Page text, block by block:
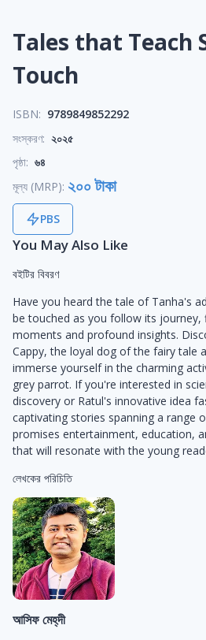
Tales that Teach
Touch
ISBN: 9789849852292
সংস্করণ: ২০২৫
পৃষ্ঠা: ৬৪
মূল্য (MRP): ২০০ টাকা
PBS
You May Also Like
বইটির বিবরণ
Have you heard the tale of Tanha's
be touched as you follow its
moments and profound insights.
Cappy, the loyal dog of the fairy tale
immerse yourself in the charming
grey parrot. If you're interested in
discovery or Ratul's innovative idea
captivating stories spanning a range
promises entertainment, education,
that will resonate with the young
লেখকের পরিচিতি
আসিফ মেহ্‌দী